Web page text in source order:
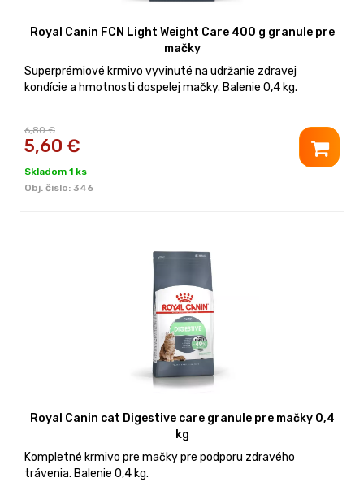
Royal Canin FCN Light Weight Care 400 g granule pre
mačky
Superprémiové krmivo vyvinuté na udržanie zdravej
kondície a hmotnosti dospelej mačky. Balenie 0,4 kg.
6,80 €
5,60 €
Skladom 1 ks
Obj. čislo: 346
Royal Canin cat Digestive care granule pre mačky 0,4
kg
Kompletné krmivo pre mačky pre podporu zdravého
trávenia. Balenie 0,4 kg.